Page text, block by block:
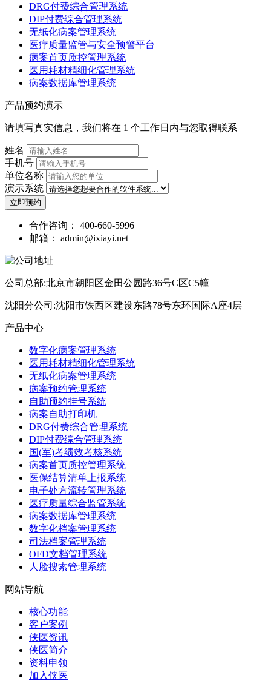
DRG付费综合管理系统
DIP付费综合管理系统
无纸化病案管理系统
医疗质量监管与安全预警平台
病案首页质控管理系统
医用耗材精细化管理系统
病案数据库管理系统
产品预约演示
请填写真实信息，我们将在 1 个工作日内与您取得联系
姓名
手机号
单位名称
演示系统
立即预约
合作咨询： 400-660-5996
邮箱： admin@ixiayi.net
公司总部:北京市朝阳区金田公园路36号C区C5幢
沈阳分公司:沈阳市铁西区建设东路78号东环国际A座4层
产品中心
数字化病案管理系统
医用耗材精细化管理系统
无纸化病案管理系统
病案预约管理系统
自助预约挂号系统
病案自助打印机
DRG付费综合管理系统
DIP付费综合管理系统
国(军)考绩效考核系统
病案首页质控管理系统
医保结算清单上报系统
电子处方流转管理系统
医疗质量综合监管系统
病案数据库管理系统
数字化档案管理系统
司法档案管理系统
OFD文档管理系统
人脸搜索管理系统
网站导航
核心功能
客户案例
侠医资讯
侠医简介
资料申领
加入侠医